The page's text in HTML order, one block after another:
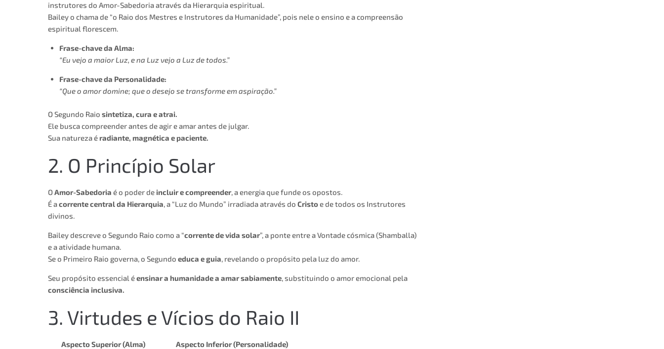
instrutores do Amor-Sabedoria através da Hierarquia espiritual.
Bailey o chama de “o Raio dos Mestres e Instrutores da Humanidade”, pois nele o ensino e a compreensão
espiritual florescem.
Frase-chave da Alma:
“Eu vejo a maior Luz, e na Luz vejo a Luz de todos.”
Frase-chave da Personalidade:
“Que o amor domine; que o desejo se transforme em aspiração.”
O Segundo Raio sintetiza, cura e atrai.
Ele busca compreender antes de agir e amar antes de julgar.
Sua natureza é radiante, magnética e paciente.
2. O Princípio Solar
OAmor-Sabedoria é o poder de incluir e compreender , a energia que funde os opostos.
É acorrente central da Hierarquia , a “Luz do Mundo” irradiada através do Cristoe de todos os Instrutores
divinos.
Bailey descreve o Segundo Raio como a “corrente de vida solar”, a ponte entre a Vontade cósmica (Shamballa)
e a atividade humana.
Se o Primeiro Raio governa, o Segundo educa e guia , revelando o propósito pela luz do amor.
Seu propósito essencial éensinar a humanidade a amar sabiamente , substituindo o amor emocional pela
consciência inclusiva.
3. Virtudes e Vícios do Raio II
Aspecto Superior (Alma)
Aspecto Inferior (Personalidade)